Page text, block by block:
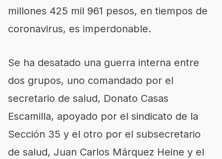
millones 425 mil 961 pesos, en tiempos de
coronavirus, es imperdonable.
Se ha desatado una guerra interna entre
dos grupos, uno comandado por el
secretario de salud, Donato Casas
Escamilla, apoyado por el sindicato de la
Sección 35 y el otro por el subsecretario
de salud, Juan Carlos Márquez Heine y el